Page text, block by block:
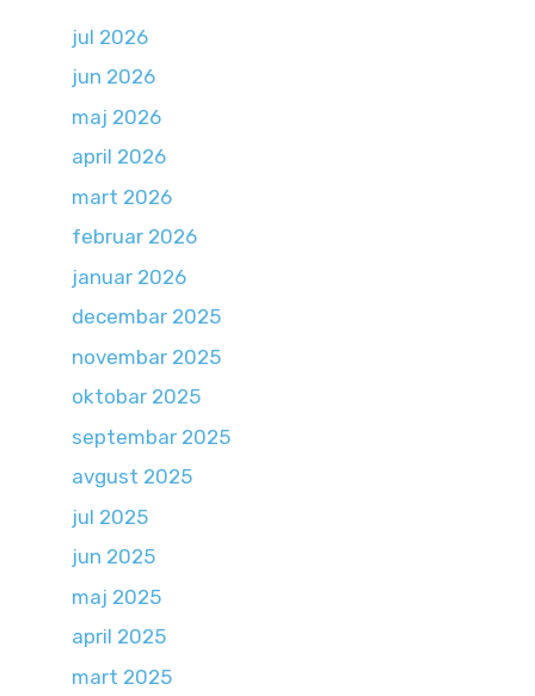
jul 2026
jun 2026
maj 2026
april 2026
mart 2026
februar 2026
januar 2026
decembar 2025
novembar 2025
oktobar 2025
septembar 2025
avgust 2025
jul 2025
jun 2025
maj 2025
april 2025
mart 2025